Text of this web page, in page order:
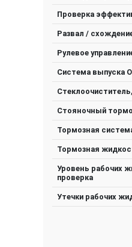
Проверка
Развал /
Рулевое
Система выпуска
Стояночный
Тормозная
Тормозная
Уровень рабочих
проверка
Утечки рабочих